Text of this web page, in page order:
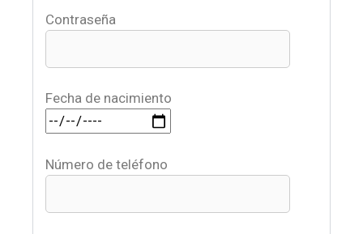
Contraseña
Fecha de nacimiento
Número de teléfono